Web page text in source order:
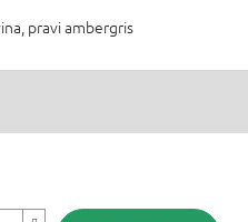
pravi ambergris